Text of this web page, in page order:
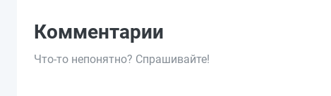
Комментарии
Что-то непонятно? Спрашивайте!